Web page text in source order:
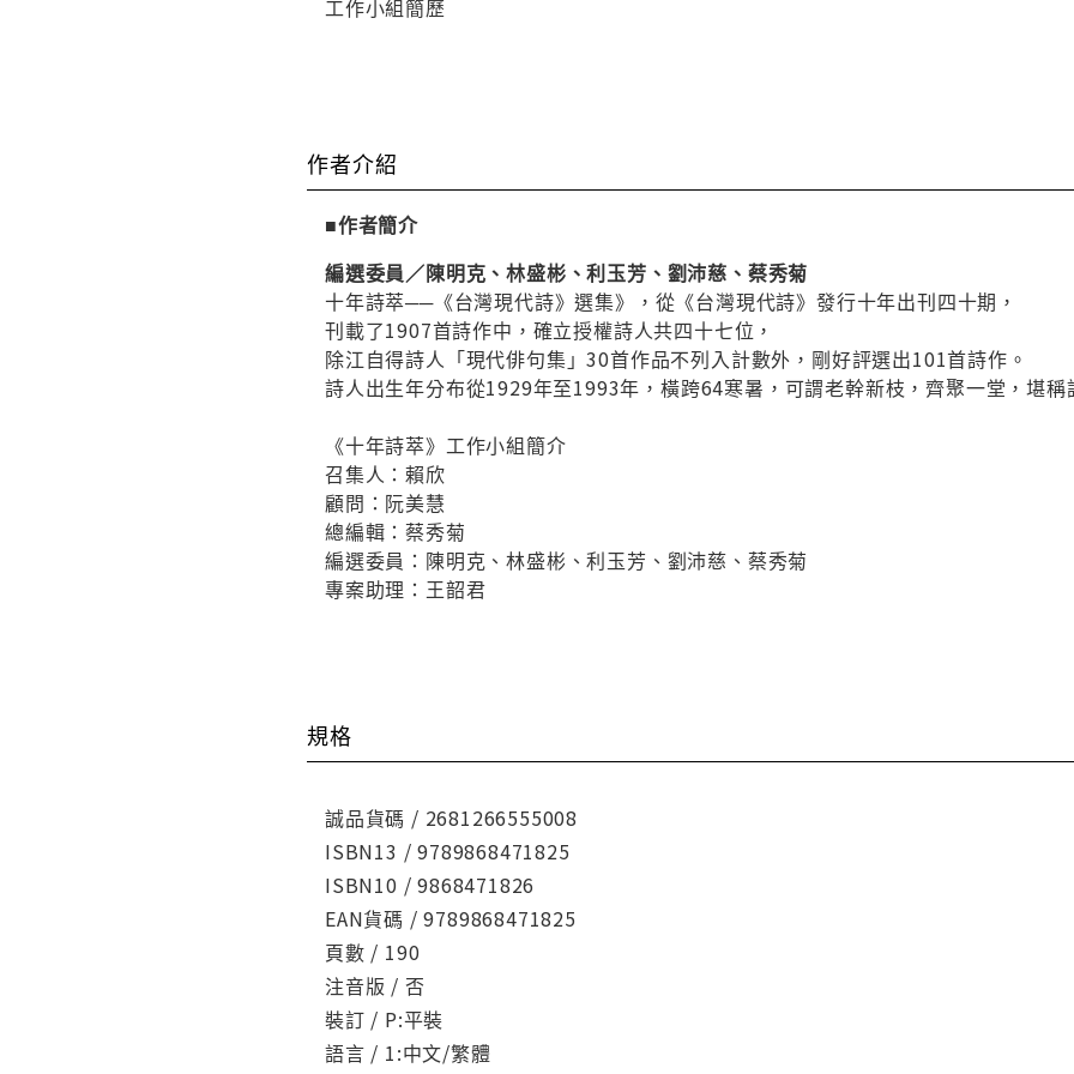
工作小組簡歷
作者介紹
■作者簡介
編選委員／陳明克、林盛彬、利玉芳、劉沛慈、蔡秀菊
十年詩萃──《台灣現代詩》選集》，從《台灣現代詩》發行十年出刊四十期，
刊載了1907首詩作中，確立授權詩人共四十七位，
除江自得詩人「現代俳句集」30首作品不列入計數外，剛好評選出101首詩作。
詩人出生年分布從1929年至1993年，橫跨64寒暑，可謂老幹新枝，齊聚一堂，堪稱
《十年詩萃》工作小組簡介
召集人：賴欣
顧問：阮美慧
總編輯：蔡秀菊
編選委員：陳明克、林盛彬、利玉芳、劉沛慈、蔡秀菊
專案助理：王韶君
規格
誠品貨碼 / 2681266555008
ISBN13 / 9789868471825
ISBN10 / 9868471826
EAN貨碼 / 9789868471825
頁數 / 190
注音版 / 否
裝訂 / P:平裝
語言 / 1:中文/繁體